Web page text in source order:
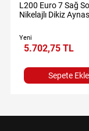
L200 Euro 7 Sağ Sol
Nikelajlı Dikiz
Yeni
5.702,75 TL
Sepete Ekle